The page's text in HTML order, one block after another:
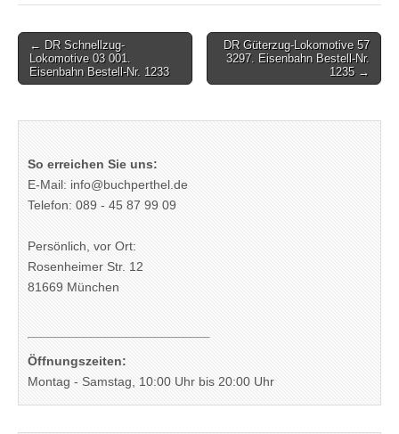
Post
navigation
← DR Schnellzug-
Lokomotive 03 001.
Eisenbahn Bestell-Nr. 1233
DR Güterzug-Lokomotive 57
3297. Eisenbahn Bestell-Nr.
1235 →
So erreichen Sie uns:
E-Mail: info@buchperthel.de
Telefon: 089 - 45 87 99 09
Persönlich, vor Ort:
Rosenheimer Str. 12
81669 München
Öffnungszeiten:
Montag - Samstag, 10:00 Uhr bis 20:00 Uhr